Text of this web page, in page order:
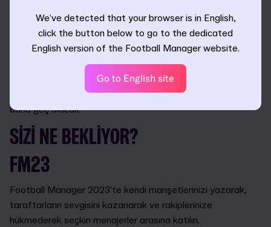
indirilebilir. iOS cihazlarından ön sipariş vermiş olanlar oyunu
hemen oynamaya başlayabilir.
Football Manager™ 2023 Console'un PlayStation 5
sürümünün piyasaya çıkışı, teklif ve kabul sürecinde ortaya
çıkan beklenmedik sorunlardan ötürü planlanan tarihten
daha geç olacak.
SİZİ NE BEKLİYOR?
FM23
Football Manager 2023’te kendi manşetlerinizi yazarak,
taraftarların sevgisini kazanarak ve rakiplerinize
hükmederek seçkin menajerler arasına katılın.
We’ve detected that your browser is in English,
click the button below to go to the dedicated
English version of the Football Manager website.
Go to English site